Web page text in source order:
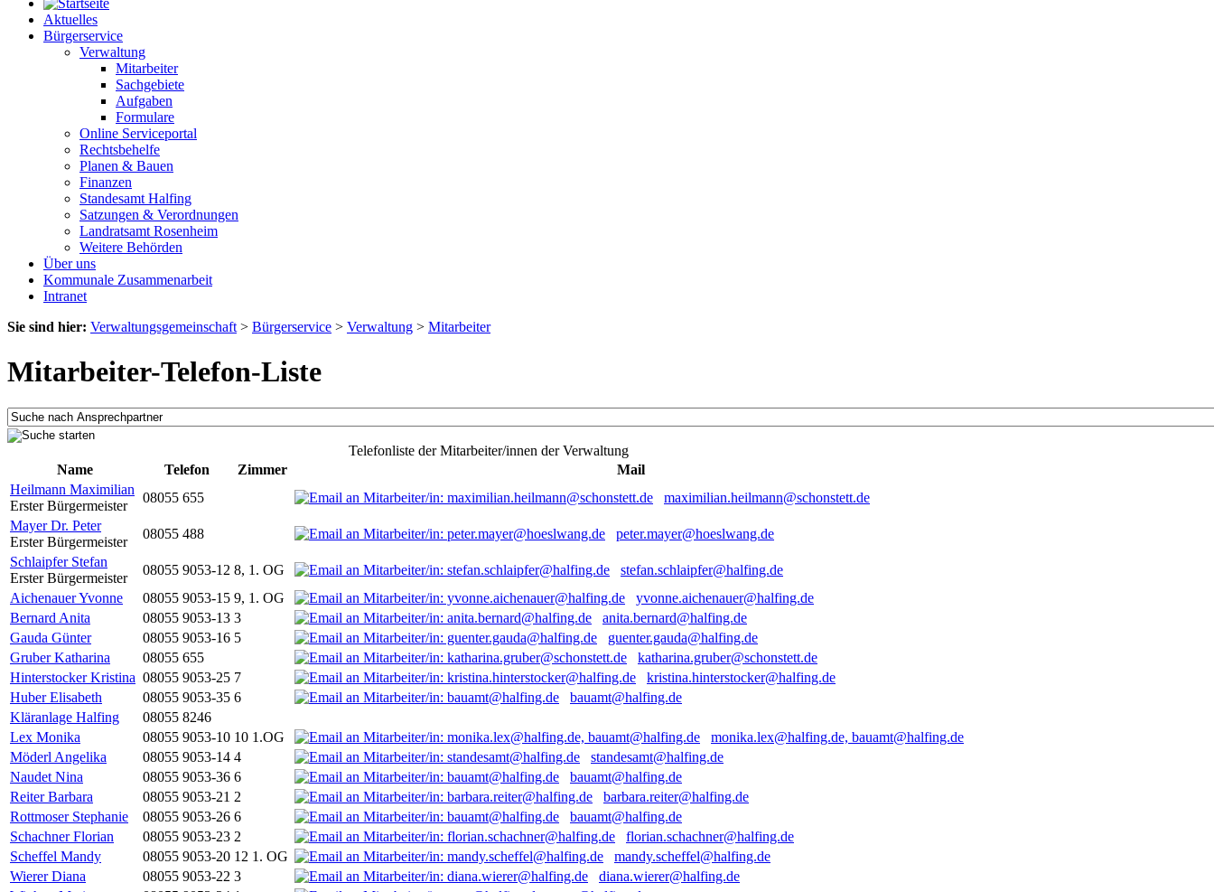
Aktuelles
Bürgerservice
Verwaltung
Mitarbeiter
Sachgebiete
Aufgaben
Formulare
Online Serviceportal
Rechtsbehelfe
Planen & Bauen
Finanzen
Standesamt Halfing
Satzungen & Verordnungen
Landratsamt Rosenheim
Weitere Behörden
Über uns
Kommunale Zusammenarbeit
Intranet
Sie sind hier: Verwaltungsgemeinschaft > Bürgerservice > Verwaltung > Mitarbeiter
Mitarbeiter-Telefon-Liste
Telefonliste der Mitarbeiter/innen der Verwaltung
Name
Telefon Zimmer
Mail
Heilmann Maximilian
Erster Bürgermeister
08055 655
maximilian.heilmann@schonstett.de
Mayer Dr. Peter
Erster Bürgermeister
08055 488
peter.mayer@hoeslwang.de
Schlaipfer Stefan
Erster Bürgermeister
08055 9053-12 8, 1. OG
stefan.schlaipfer@halfing.de
Aichenauer Yvonne
08055 9053-15 9, 1. OG
yvonne.aichenauer@halfing.de
Bernard Anita
08055 9053-13 3
anita.bernard@halfing.de
Gauda Günter
08055 9053-16 5
guenter.gauda@halfing.de
Gruber Katharina
08055 655
katharina.gruber@schonstett.de
Hinterstocker Kristina 08055 9053-25 7
kristina.hinterstocker@halfing.de
Huber Elisabeth
08055 9053-35 6
bauamt@halfing.de
Kläranlage Halfing
08055 8246
Lex Monika
08055 9053-10 10 1.OG
monika.lex@halfing.de, bauamt@halfing.de
Möderl Angelika
08055 9053-14 4
standesamt@halfing.de
Naudet Nina
08055 9053-36 6
bauamt@halfing.de
Reiter Barbara
08055 9053-21 2
barbara.reiter@halfing.de
Rottmoser Stephanie
08055 9053-26 6
bauamt@halfing.de
Schachner Florian
08055 9053-23 2
florian.schachner@halfing.de
Scheffel Mandy
08055 9053-20 12 1. OG
mandy.scheffel@halfing.de
Wierer Diana
08055 9053-22 3
diana.wierer@halfing.de